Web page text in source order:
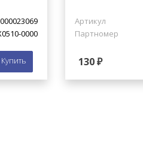
0000
Купить
Артикул
Партномер
130 ₽